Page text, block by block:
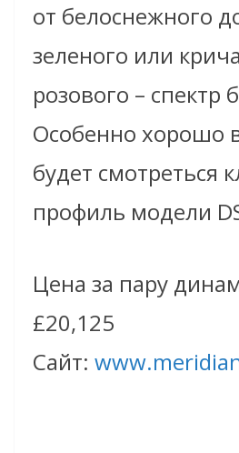
от белоснежного
зеленого или
розового – спектр
Особенно хорошо
будет смотреться
профиль модели
Цена за пару
£20,125
Сайт: